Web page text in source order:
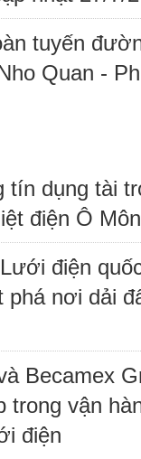
tuyến
Quan -
tín dụng tài
điện Ô
điện
phá nơi dải
Becamex
trong vận
điện